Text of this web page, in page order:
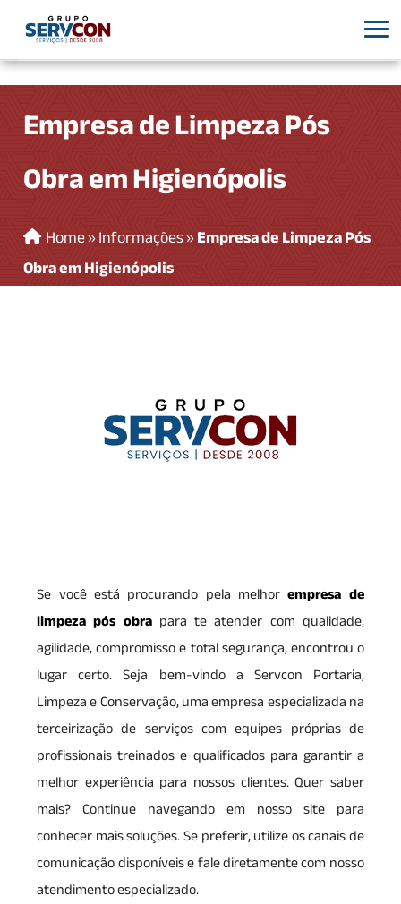
Empresa de Limpeza Pós
Obra em Higienópolis
Home»Informações»Empresa de Limpeza Pós
Obra em Higienópolis
Se você está procurando pela melhorempresa de
limpeza pós obrapara te atender com qualidade,
agilidade, compromisso e total segurança, encontrou o
lugar certo. Seja bem-vindo a Servcon Portaria,
Limpeza e Conservação, uma empresa especializada na
terceirização de serviços com equipes próprias de
profissionais treinados e qualificados para garantir a
melhor experiência para nossos clientes. Quer saber
mais? Continue navegando em nosso site para
conhecer mais soluções. Se preferir, utilize os canais de
comunicação disponíveis e fale diretamente com nosso
atendimento especializado.